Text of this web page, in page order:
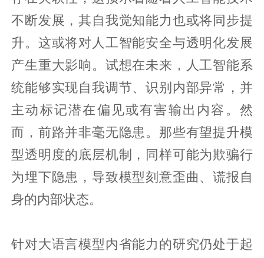
不断发展，其自我觉知能力也或将同步提
升。这或将对人工智能安全与透明化发展
产生重大影响。试想在未来，人工智能系
统能够实现自我调节、识别内部异常，并
主动标记潜在偏见或有害输出内容。然
而，前路并非毫无隐患。那些有望提升模
型透明度的底层机制，同样可能为欺骗行
为埋下隐患，导致模型刻意歪曲、谎报自
身的内部状态。
针对大语言模型内省能力的研究仍处于起